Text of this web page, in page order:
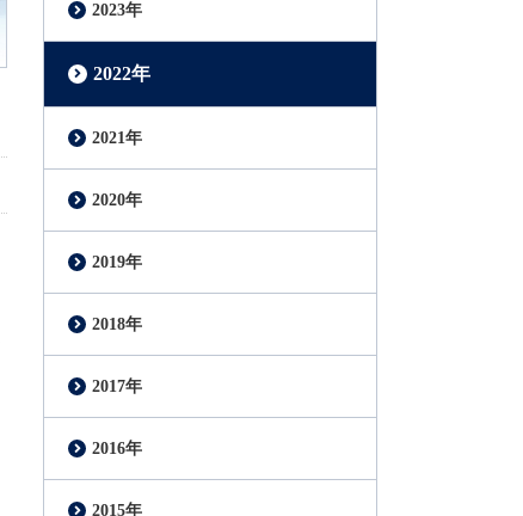
2023年
2022年
2021年
2020年
2019年
2018年
2017年
2016年
2015年